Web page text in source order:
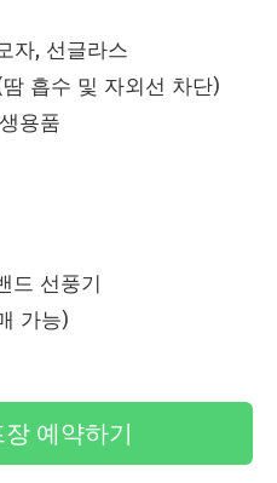
자, 선글라스
흡수 및 자외선 차단)
용품
드 선풍기
가능)
예약하기